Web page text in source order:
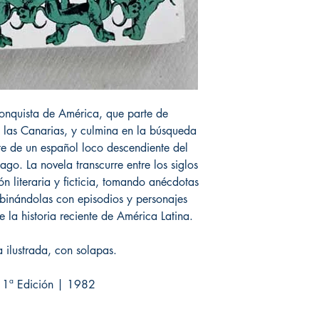
de América, que parte de
Canarias, y culmina en la búsqueda
de un español loco descendiente del
La novela transcurre entre los siglos
literaria y ficticia, tomando anécdotas
con episodios y personajes
la historia reciente de América Latina.
con solapas.
1ª Edición | 1982